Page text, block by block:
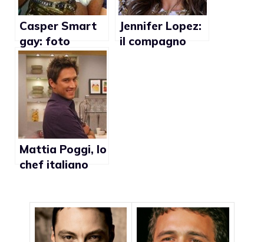
Casper Smart
gay: foto
confermano
Jennifer Lopez:
il compagno
Mattia Poggi, lo
chef italiano
Jennifer Lopez e
Madonna